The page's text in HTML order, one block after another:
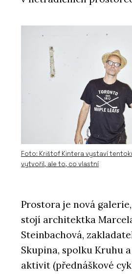
Foto: Krištof Kintera vystaví
vytvořil, ale to, co vlastní
Prostora je nová
stojí architektka
Steinbachová,
Skupina, spolku Kruhu
aktivit (přednáškové